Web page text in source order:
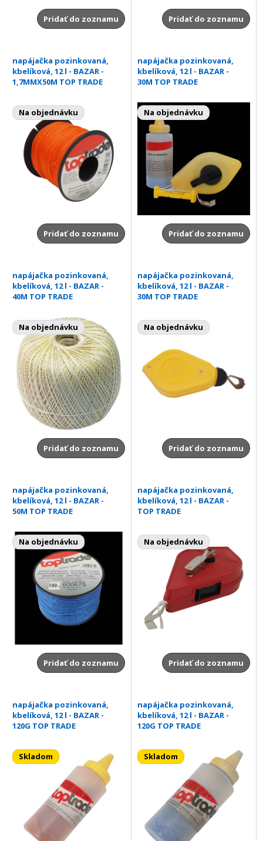
Pridať do zoznamu Pridať do zoznamu
napájačka pozinkovaná,
kbelíková, 12 l - BAZAR -
1,7MMX50M TOP TRADE
Na objednávku
Pridať do zoznamu
napájačka pozinkovaná,
kbelíková, 12 l - BAZAR -
30M TOP TRADE
Na objednávku
Pridať do zoznamu
napájačka pozinkovaná,
kbelíková, 12 l - BAZAR -
40M TOP TRADE
Na objednávku
Pridať do zoznamu
napájačka pozinkovaná,
kbelíková, 12 l - BAZAR -
30M TOP TRADE
Na objednávku
Pridať do zoznamu
napájačka pozinkovaná,
kbelíková, 12 l - BAZAR -
50M TOP TRADE
Na objednávku
Pridať do zoznamu
napájačka pozinkovaná,
kbelíková, 12 l - BAZAR -
TOP TRADE
Na objednávku
Pridať do zoznamu
napájačka pozinkovaná,
kbelíková, 12 l - BAZAR -
120G TOP TRADE
Skladom
napájačka pozinkovaná,
kbelíková, 12 l - BAZAR -
120G TOP TRADE
Skladom